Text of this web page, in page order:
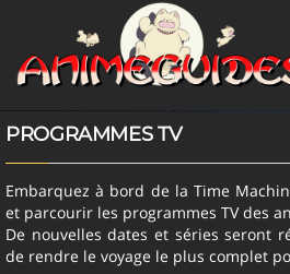
PROGRAMMES TV
Embarquez à bord de la Time
et parcourir les programmes TV des
De nouvelles dates et séries seront
de rendre le voyage le plus complet
Panneau de gestion des cookies